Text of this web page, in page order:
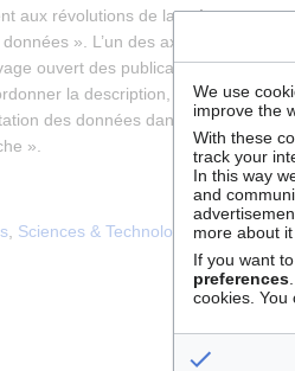
aux révolutions de lascience
». L’un des axes de cet
ouvert des publications et
la description, le stockage,
des données dans ses propres
».
Sciences & Technologies,Vie &
We use
improve the
With these
track your
In this way
and
more about
If you want
preferences
cookies. You